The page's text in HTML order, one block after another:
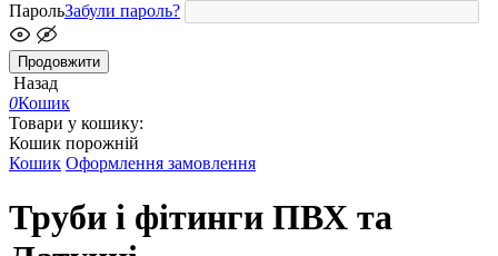
ПарольЗабули пароль?
Продовжити
Назад
0Кошик
Товари у кошику:
Кошик порожній
Кошик Оформлення замовлення
Труби і фітинги ПВХ та